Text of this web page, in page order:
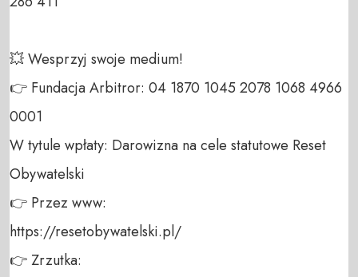
💥 Wesprzyj swoje medium!
👉 Fundacja Arbitror: 04 1870 1045 2078 1068 4966
0001
W tytule wpłaty: Darowizna na cele statutowe Reset
Obywatelski
👉 Przez www:
https://resetobywatelski.pl/
👉 Zrzutka: